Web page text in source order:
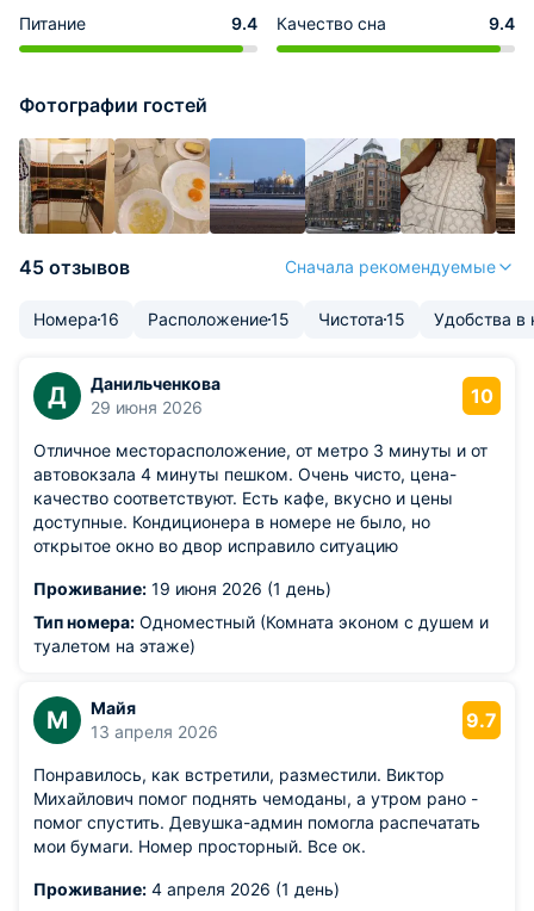
Питание 9.4 Качество сна 9.4
Фотографии гостей
45 отзывов Сначала рекомендуемые
Номера16 Расположение15 Чистота15 Удобства в
Д
Данильченкова
29 июня 2026
10
Отличное месторасположение, от метро 3 минуты и от
автовокзала 4 минуты пешком. Очень чисто, цена-
качество соответствуют. Есть кафе, вкусно и цены
доступные. Кондиционера в номере не было, но
открытое окно во двор исправило ситуацию
Проживание: 19 июня 2026 (1 день)
Тип номера: Одноместный (Комната эконом с душем и
туалетом на этаже)
М
Майя
13 апреля 2026
9.7
Понравилось, как встретили, разместили. Виктор
Михайлович помог поднять чемоданы, а утром рано -
помог спустить. Девушка-админ помогла распечатать
мои бумаги. Номер просторный. Все ок.
Проживание: 4 апреля 2026 (1 день)